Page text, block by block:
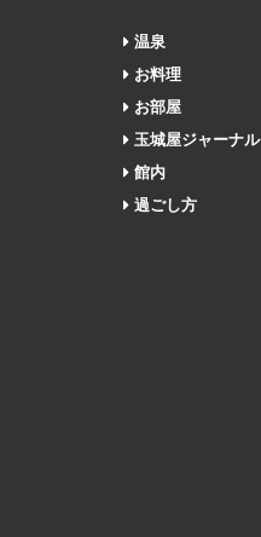
温泉
お料理
お部屋
玉城屋ジャーナル
館内
過ごし方